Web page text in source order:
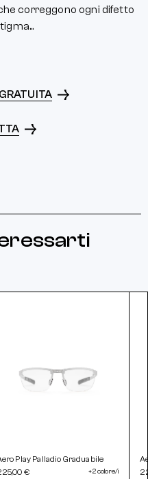
correggono ogni difetto
Play Palladio Graduabile
€
+2 colore/i